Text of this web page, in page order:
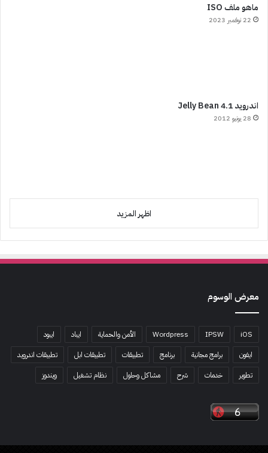
ماهو ملف ISO
22 نوفمبر 2023
اندرويد 4.1 Jelly Bean
28 يونيو 2012
اظهر المزيد
معرض الوسوم
iOS
IPSW
Wordpress الأمن والحماية ايباد
ايبود
ايفون
برامج مجانية برنامج تطبيقات تطبيقات ابل
تطبيقات اندرويد
تطوير
خدمات شرح مشاكل وحلول نظام تشغيل ويندوز